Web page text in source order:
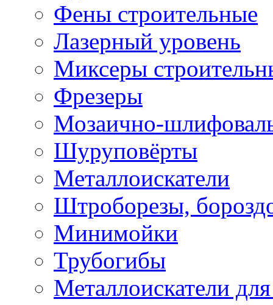
Фены строительные
Лазерный уровень
Миксеры
Фрезеры
Мозаично-
Шуруповёрты
Металлоискатели
Штроборезы,
Минимойки
Трубогибы
Металлоискатели